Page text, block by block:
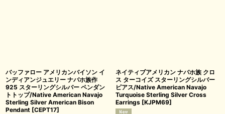
バッファロー アメリカンバイソン イ
ンディアンジュエリー ナバホ族作
925 スターリングシルバー ペンダン
トトップ/Native American Navajo
Sterling Silver American Bison
Pendant [CEPT17]
ネイティブアメリカン ナバホ族 クロ
ス ターコイズ スターリングシルバー
ピアス/Native American Navajo
Turquoise Sterling Silver Cross
Earrings [KJPM69]